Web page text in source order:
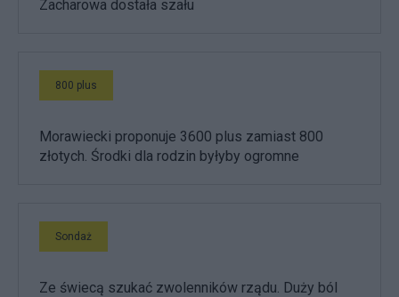
Zacharowa dostała szału
800 plus
Morawiecki proponuje 3600 plus zamiast 800
złotych. Środki dla rodzin byłyby ogromne
Sondaż
Ze świecą szukać zwolenników rządu. Duży ból